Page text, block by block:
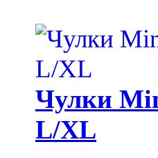
Чулки
L/XL